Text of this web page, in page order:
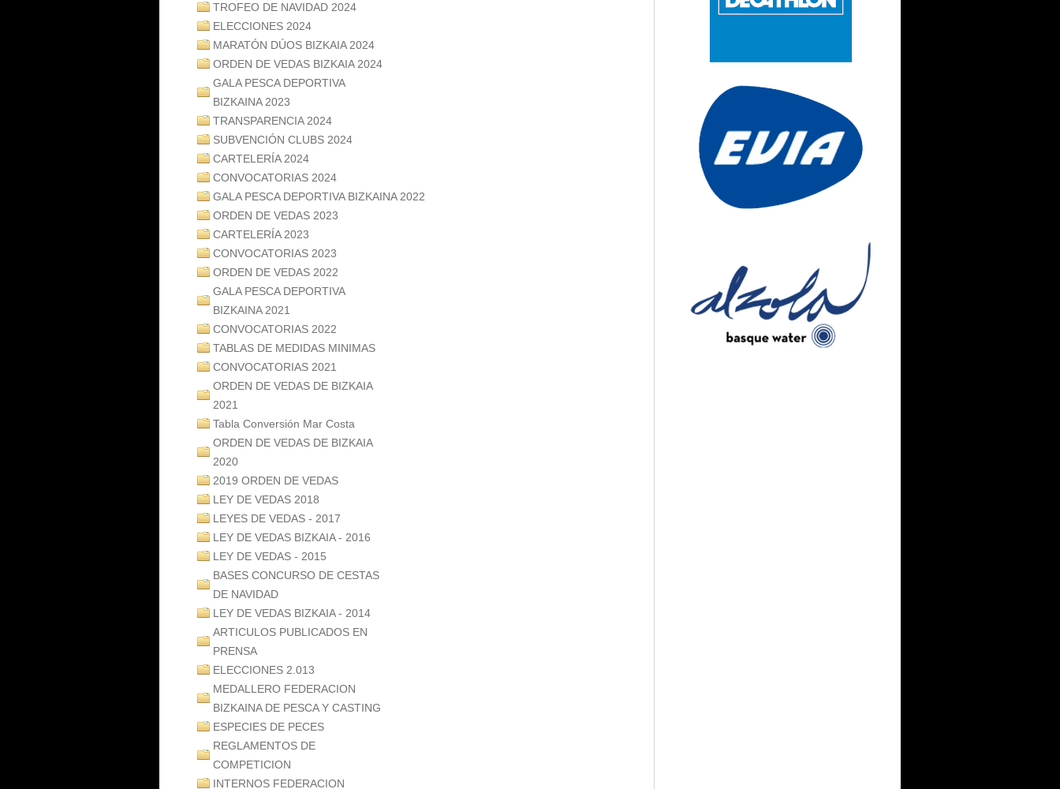
TROFEO DE NAVIDAD 2024
ELECCIONES 2024
MARATÓN DÚOS BIZKAIA 2024
ORDEN DE VEDAS BIZKAIA 2024
GALA PESCA DEPORTIVA
BIZKAINA 2023
TRANSPARENCIA 2024
SUBVENCIÓN CLUBS 2024
CARTELERÍA 2024
CONVOCATORIAS 2024
GALA PESCA DEPORTIVA BIZKAINA 2022
ORDEN DE VEDAS 2023
CARTELERÍA 2023
CONVOCATORIAS 2023
ORDEN DE VEDAS 2022
GALA PESCA DEPORTIVA
BIZKAINA 2021
CONVOCATORIAS 2022
TABLAS DE MEDIDAS MINIMAS
CONVOCATORIAS 2021
ORDEN DE VEDAS DE BIZKAIA
2021
Tabla Conversión Mar Costa
ORDEN DE VEDAS DE BIZKAIA
2020
2019 ORDEN DE VEDAS
LEY DE VEDAS 2018
LEYES DE VEDAS - 2017
LEY DE VEDAS BIZKAIA - 2016
LEY DE VEDAS - 2015
BASES CONCURSO DE CESTAS
DE NAVIDAD
LEY DE VEDAS BIZKAIA - 2014
ARTICULOS PUBLICADOS EN
PRENSA
ELECCIONES 2.013
MEDALLERO FEDERACION
BIZKAINA DE PESCA Y CASTING
ESPECIES DE PECES
REGLAMENTOS DE
COMPETICION
INTERNOS FEDERACION